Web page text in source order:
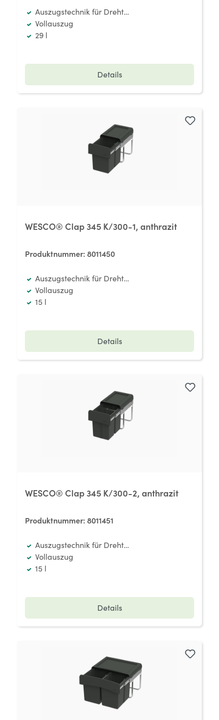
Auszugstechnik für Drehtüren
Vollauszug
29 l
Details
WESCO® Clap 345 K/300-1, anthrazit
Produktnummer:8011450
Auszugstechnik für Drehtüren
Vollauszug
15 l
Details
WESCO® Clap 345 K/300-2, anthrazit
Produktnummer:8011451
Auszugstechnik für Drehtüren
Vollauszug
15 l
Details